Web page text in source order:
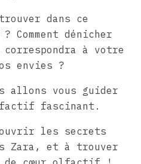
dans ce
dénicher
à votre
envies ?
allons vous guider
fascinant.
les secrets
Zara, et à trouver